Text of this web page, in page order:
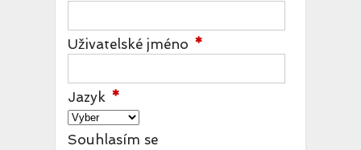
Uživatelské jméno
Jazyk
Souhlasím se